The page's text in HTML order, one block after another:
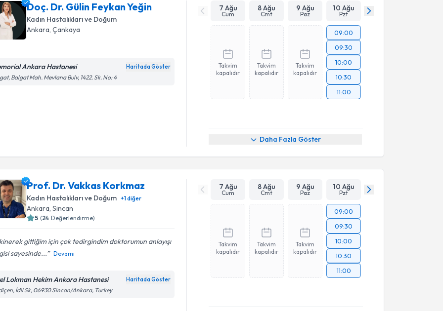
Takvim Talebini Gönder
Doç. Dr. Gülin Feykan Yeğin
Kadın Hastalıkları ve Doğum
Ankara, Çankaya
Ankara Hastanesi Haritada Göster
Balgat Mah. Mevlana Bulv, 1422. Sk. No: 4
7 Ağu
Cum
8 Ağu
Cmt
9 Ağu
Paz
10 Ağu
Pzt
Takvim
kapalıdır
Takvim
kapalıdır
Takvim
kapalıdır
09:00
09:30
10:00
10:30
11:00
Daha Fazla Göster
Prof. Dr. Vakkas Korkmaz
Kadın Hastalıkları ve Doğum +1diğer
Ankara , Sincan
5 (24 Değerlendirme)
gittiğim için çok tedirgindim doktorumun anlayışı
sayesinde...
Devamı
Lokman Hekim Ankara Hastanesi Haritada Göster
İdil Sk, 06930 Sincan/Ankara, Turkey
7 Ağu
Cum
8 Ağu
Cmt
9 Ağu
Paz
10 Ağu
Pzt
Takvim
kapalıdır
Takvim
kapalıdır
Takvim
kapalıdır
09:00
09:30
10:00
10:30
11:00